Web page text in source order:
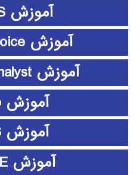
آموزش ETABS
آموزش expert choice
آموزش Frontier Analyst
آموزش github
آموزش HFSS
آموزش HSPICE